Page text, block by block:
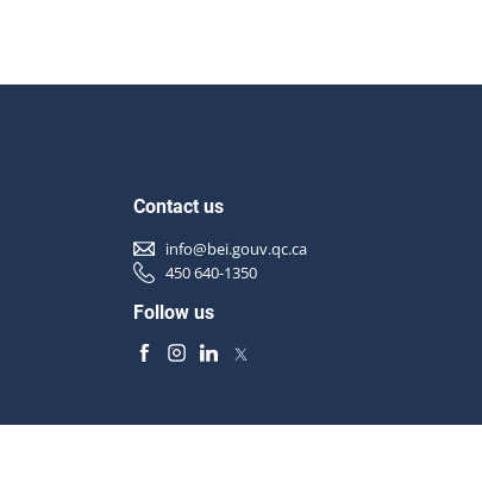
Contact us
info@bei.gouv.qc.ca
450 640-1350
Follow us